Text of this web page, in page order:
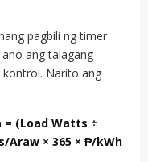
pagbili ng timer
ang talagang
Narito ang
= (Load Watts ÷
Araw × 365 × ₱/kWh